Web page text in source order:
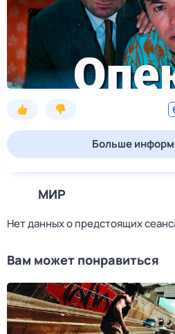
Больше
МИР
Нет данных о предстоящих
Вам может понравиться